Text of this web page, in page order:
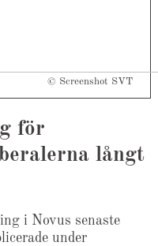
© Screenshot SVT
för
långt
i Novus senaste
under